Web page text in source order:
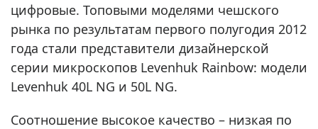
цифровые. Топовыми моделями чешского
рынка по результатам первого полугодия 2012
года стали представители дизайнерской
серии микроскопов Levenhuk Rainbow: модели
Levenhuk 40L NG и 50L NG.
Соотношение высокое качество – низкая по